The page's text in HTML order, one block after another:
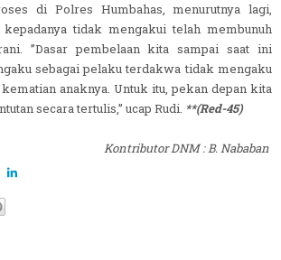
di Polres Humbahas, menurutnya lagi,
tidak mengakui telah membunuh
”Dasar pembelaan kita sampai saat ini
sebagai pelaku terdakwa tidak mengaku
anaknya. Untuk itu, pekan depan kita
secara tertulis,” ucap Rudi. **(Red-45)
Kontributor DNM : B. Nababan